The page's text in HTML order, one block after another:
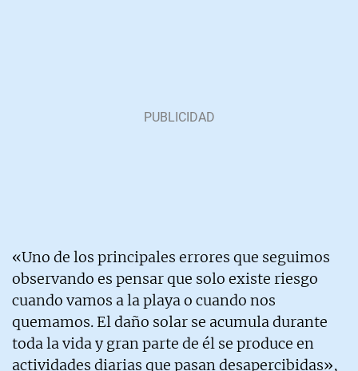
«Uno de los principales errores que seguimos
observando es pensar que solo existe riesgo
cuando vamos a la playa o cuando nos
quemamos. El daño solar se acumula durante
toda la vida y gran parte de él se produce en
actividades diarias que pasan desapercibidas»,